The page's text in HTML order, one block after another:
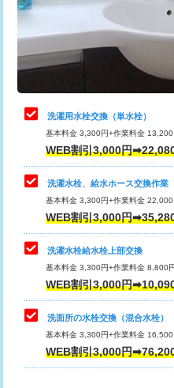
給水管工事※（塩ビ管（VP・
用（追加）/3ｍ超え)
給水管工事※（ライニング鋼管
管・ポリ管・HT管使用/3ｍま
給水管工事※（ライニング鋼管
管・ポリ管・HT管使用/3ｍ超
排水管工事（土の掘削・埋め
業）
排水管工事（排水管工事/3ｍ
排水管工事（追加 排水管工事
え）
マス交換（土の掘削・埋め戻
マス交換（深さ50㎝未満）
マス交換（深さ50㎝以上）
桝清掃
止水・漏水調査・防水処理・
理・調整・分解・加工など（軽
止水・漏水調査・防水処理・
理・調整・分解・加工など（中
止水・漏水調査・防水処理・
理・調整・分解・加工など（
キッチンタンク脱着
その他部品の脱着
交換・取付（タンク）
交換・取付(単水栓（壁付・デ
式）)
交換・取付(混合水栓（壁付・
式・ワンホール）)
洗濯用水栓交換（単水栓）
基本料金 3,300円+作業料金
WEB割引3,000円
洗濯水栓、給水ホース交換作業
基本料金 3,300円+作業料金
WEB割引3,000円
洗濯水栓給水栓上部交換
基本料金 3,300円+作業料金 8,800
WEB割引3,000円
洗面所の水栓交換（混合水栓）
基本料金 3,300円+作業料金
WEB割引3,000円